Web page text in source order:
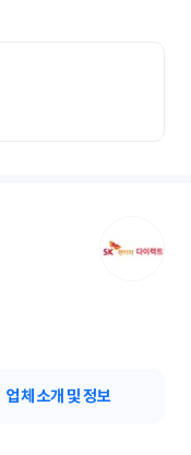
업체 소개 및 정보